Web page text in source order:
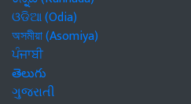
ଓଡିଆ (Odia)
অসমীয়া (Asomiya)
ਪੰਜਾਬੀ
తెలుగు
ગુજરાતી